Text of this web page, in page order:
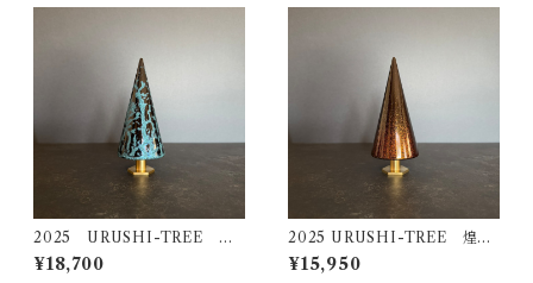
2025 URUSHI-TREE 瑠
璃（ＲＵＲＩ）
¥18,700
2025 URUSHI-TREE 煌
（ＫＯＵ）
¥15,950